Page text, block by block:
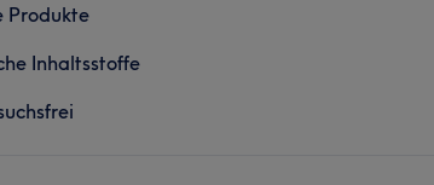
Produkte
Inhaltsstoffe